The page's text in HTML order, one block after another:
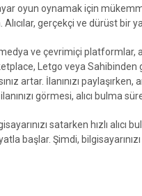
oyun oynamak için
Alıcılar, gerçekçi ve dürüst bir
ve çevrimiçi platformlar,
Letgo veya
artar. İlanınızı
görmesi, alıcı bulma
satarken hızlı alıcı
başlar. Şimdi, bilgisayarınızı